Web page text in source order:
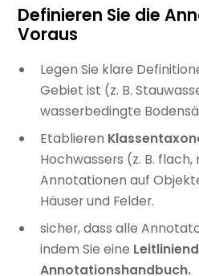
Definieren Sie die
Voraus
Legen Sie klare
Gebiet ist (z. B.
wasserbedingte
Etablieren
Hochwassers (z. B.
Annotationen auf
Häuser und Felder.
sicher, dass alle
indem Sie eine
Annotationshandbuch.